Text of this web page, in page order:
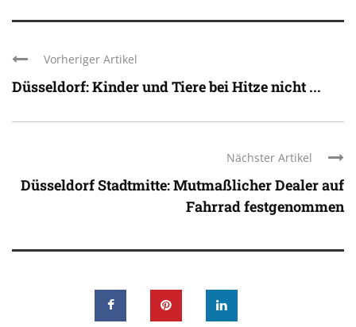
Vorheriger Artikel
Düsseldorf: Kinder und Tiere bei Hitze nicht ...
Nächster Artikel
Düsseldorf Stadtmitte: Mutmaßlicher Dealer auf
Fahrrad festgenommen